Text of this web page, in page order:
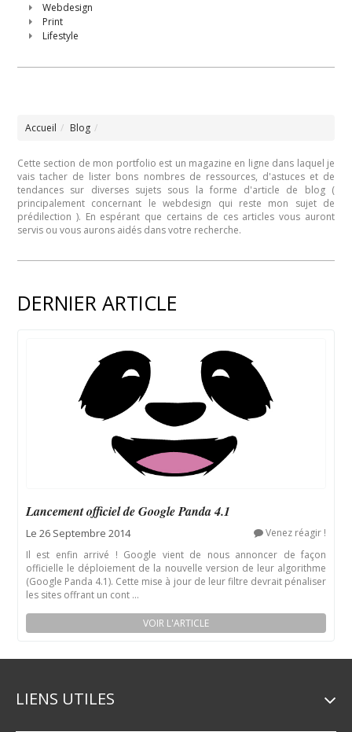
Webdesign
Print
Lifestyle
Accueil Blog
Cette section de mon portfolio est un magazine en ligne dans laquel je
vais tacher de lister bons nombres de ressources, d'astuces et de
tendances sur diverses sujets sous la forme d'article de blog (
principalement concernant le webdesign qui reste mon sujet de
prédilection ). En espérant que certains de ces articles vous auront
servis ou vous aurons aidés dans votre recherche.
DERNIER ARTICLE
Lancement officiel de Google Panda 4.1
Le 26 Septembre 2014
Venez réagir !
Il est enfin arrivé ! Google vient de nous annoncer de façon
officielle le déploiement de la nouvelle version de leur algorithme
(Google Panda 4.1). Cette mise à jour de leur filtre devrait pénaliser
les sites offrant un cont ...
VOIR L'ARTICLE
LIENS UTILES